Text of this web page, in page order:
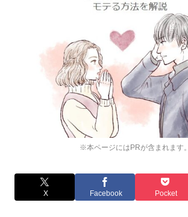
※本ページにはPRが含まれます。
X Facebook Pocket